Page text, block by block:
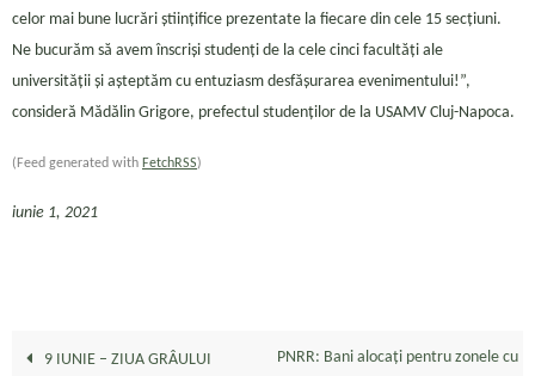
celor mai bune lucrări ştiinţifice prezentate la fiecare din cele 15 secţiuni.
Ne bucurăm să avem înscriși studenți de la cele cinci facultăți ale
universității și așteptăm cu entuziasm desfășurarea evenimentului!”,
consideră Mădălin Grigore, prefectul studenților de la USAMV Cluj-Napoca.
(Feed generated with FetchRSS)
iunie 1, 2021
9 IUNIE – ZIUA GRÂULUI
PNRR: Bani alocați pentru zonele cu